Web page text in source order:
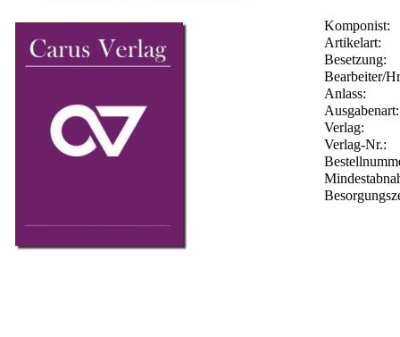
Komponist:
Artikelart:
Besetzung:
Bearbeiter/
Anlass:
Ausgabenart:
Verlag:
Verlag-Nr.: